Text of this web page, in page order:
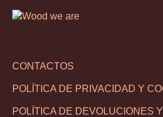
CONTACTOS
POLÍTICA DE PRIVACIDAD Y
POLÍTICA DE DEVOLUCIONES